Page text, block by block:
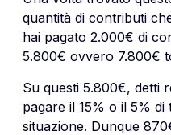
quantità di contributi
hai pagato 2.000€ di
5.800€ ovvero 7.800€
Su questi 5.800€, detti
pagare il 15% o il 5%
situazione. Dunque